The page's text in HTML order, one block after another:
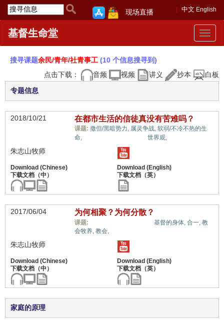
中文 English
现场直播
Toggle
基督生命堂
搜寻课题余民/青年/社青事工 (10 个信息搜寻到)
点击下载：
音频 视频 讲义 抄本 白板
专题信息
2018/10/21 在都市生活的信徒真没有苦难吗？
课题: 撒但/黑暗势力, 属灵争战, 软弱/不冷不热的生
命,
世界观,
朱志山牧师
2017/06/04 为何相聚？为何分散？
课题: 基督的身体, 合一, 教
会牧养, 教会,
朱志山牧师
家庭的原理